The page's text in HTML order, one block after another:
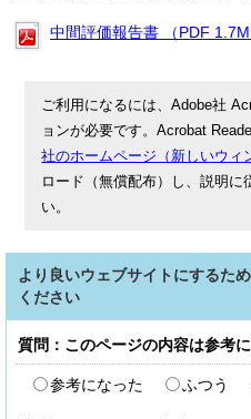
中間評価報告書 （PDF
ご利用になるには、Adobe社
ョンが必要です。Acrobat
社のホームページ（新しいウィ
ロード（無償配布）し、説明に
い。
より良いウェブサイトにするた
ください
質問：このページの内容は参考
参考になった ふつう